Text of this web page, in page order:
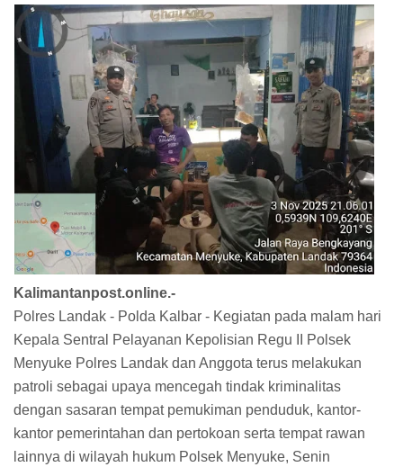
Kalimantanpost.online.-
Polres Landak - Polda Kalbar - Kegiatan pada malam hari
Kepala Sentral Pelayanan Kepolisian Regu II Polsek
Menyuke Polres Landak dan Anggota terus melakukan
patroli sebagai upaya mencegah tindak kriminalitas
dengan sasaran tempat pemukiman penduduk, kantor-
kantor pemerintahan dan pertokoan serta tempat rawan
lainnya di wilayah hukum Polsek Menyuke, Senin